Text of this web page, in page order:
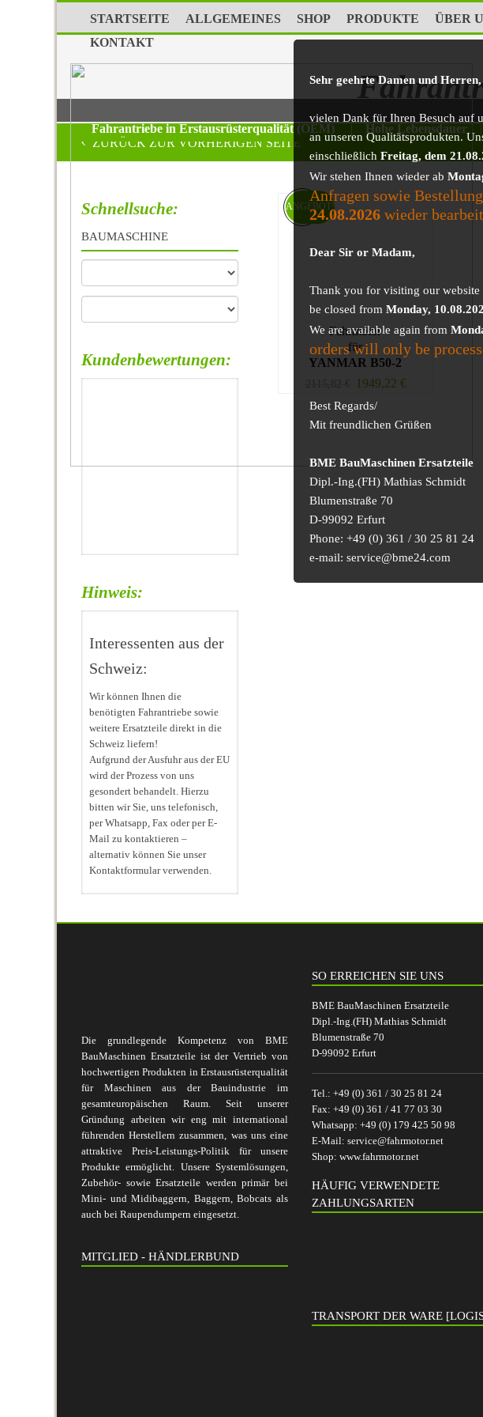
STARTSEITE ALLGEMEINES SHOP PRODUKTE
ÜBER
KONTAKT
Sehr geehrte Damen und Herren,
vielen Dank für Ihren Besuch auf
an unseren Qualitätsprodukten.
einschließlich Freitag, dem
Wir stehen Ihnen wieder ab
Anfragen sowie
24.08.2026 wieder
Dear Sir or Madam,
Thank you for visiting our
be closed from Monday,
We are available again from
orders will only be
Best Regards/
Mit freundlichen Grüßen
BME BauMaschinen Ersatzteile
Dipl.-Ing.(FH) Mathias Schmidt
Blumenstraße 70
D-99092 Erfurt
Phone: +49 (0) 361 / 30 25 81 24
e-mail: service@bme24.com
Fahrantriebe in Erstausrüsterqualität (OEM) | Hohe Lebensdauer |
ZURÜCK ZUR VORHERIGEN SEITE
Fahrmotor
für
YANMAR B50-2
1949,22€
ANGEBOT!
Schnellsuche:
BAUMASCHINE
Kundenbewertungen:
Hinweis:
Interessenten aus der
Schweiz:
Wir können Ihnen die
benötigten Fahrantriebe sowie
weitere Ersatzteile direkt in die
Schweiz liefern!
Aufgrund der Ausfuhr aus der EU
wird der Prozess von uns
gesondert behandelt. Hierzu
bitten wir Sie, uns telefonisch,
per Whatsapp, Fax oder per E-
Mail zu kontaktieren –
alternativ können Sie unser
Kontaktformular verwenden.
Die grundlegende Kompetenz von BME
BauMaschinen Ersatzteile ist der Vertrieb von
hochwertigen Produkten in Erstausrüsterqualität
für Maschinen aus der Bauindustrie im
gesamteuropäischen Raum. Seit unserer
Gründung arbeiten wir eng mit international
führenden Herstellern zusammen, was uns eine
attraktive Preis-Leistungs-Politik für unsere
Produkte ermöglicht. Unsere Systemlösungen,
Zubehör- sowie Ersatzteile werden primär bei
Mini- und Midibaggern, Baggern, Bobcats als
auch bei Raupendumpern eingesetzt.
MITGLIED - HÄNDLERBUND
SO ERREICHEN SIE UNS
BME BauMaschinen Ersatzteile
Dipl.-Ing.(FH) Mathias Schmidt
Blumenstraße 70
D-99092 Erfurt
Tel.: +49 (0) 361 / 30 25 81 24
Fax: +49 (0) 361 / 41 77 03 30
Whatsapp: +49 (0) 179 425 50 98
E-Mail: service@fahrmotor.net
Shop: www.fahrmotor.net
HÄUFIG VERWENDETE
ZAHLUNGSARTEN
TRANSPORT DER WARE